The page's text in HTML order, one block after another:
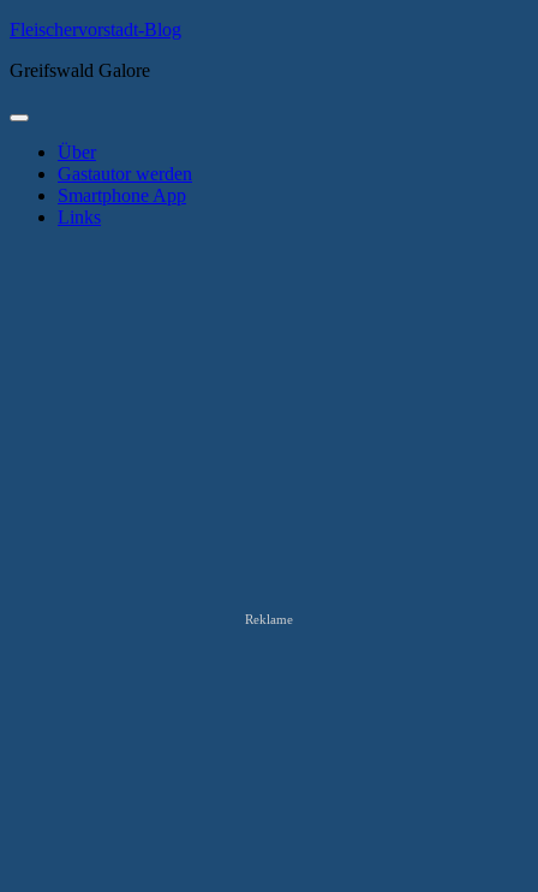
Zum
springen
Fleischervorstadt-Blog
Greifswald Galore
Primäres
Über
Gastautor werden
Smartphone App
Links
Reklame